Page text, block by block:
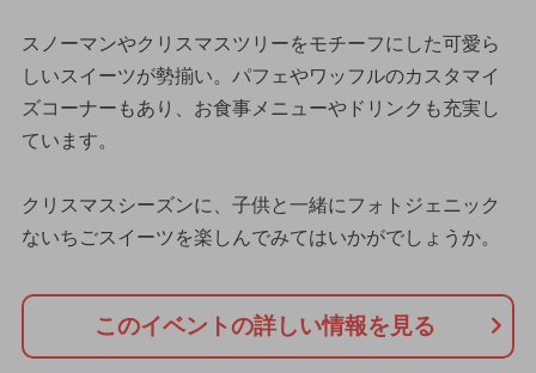
スノーマンやクリスマスツリーをモチーフにした可愛ら
しいスイーツが勢揃い。パフェやワッフルのカスタマイ
ズコーナーもあり、お食事メニューやドリンクも充実し
ています。
クリスマスシーズンに、子供と一緒にフォトジェニック
ないちごスイーツを楽しんでみてはいかがでしょうか。
このイベントの詳しい情報を見る